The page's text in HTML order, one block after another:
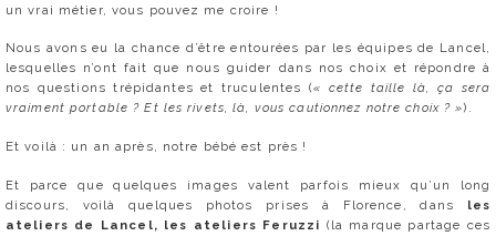
un vrai métier, vous pouvez me croire !
Nous avons eu la chance d’être entourées par les équipes de Lancel,
lesquelles n’ont fait que nous guider dans nos choix et répondre à
nos questions trépidantes et truculentes (« cette taille là, ça sera
vraiment portable ? Et les rivets, là, vous cautionnez notre choix ? »).
Et voilà : un an après, notre bébé est près !
Et parce que quelques images valent parfois mieux qu’un long
discours, voilà quelques photos prises à Florence, dans les
ateliers de Lancel, les ateliers Feruzzi (la marque partage ces